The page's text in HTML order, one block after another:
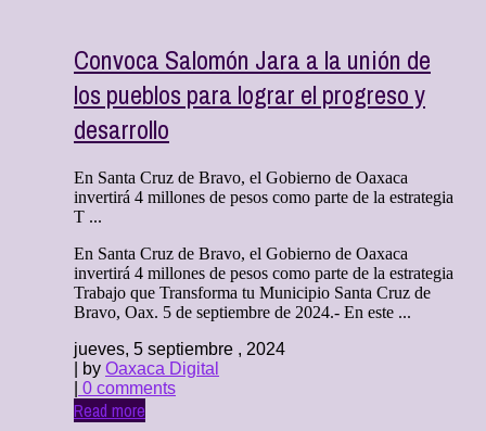
Convoca Salomón Jara a la unión de
los pueblos para lograr el progreso y
desarrollo
En Santa Cruz de Bravo, el Gobierno de Oaxaca
invertirá 4 millones de pesos como parte de la estrategia
T ...
En Santa Cruz de Bravo, el Gobierno de Oaxaca
invertirá 4 millones de pesos como parte de la estrategia
Trabajo que Transforma tu Municipio Santa Cruz de
Bravo, Oax. 5 de septiembre de 2024.- En este ...
jueves, 5 septiembre , 2024
| by Oaxaca Digital
0 comments
Read more